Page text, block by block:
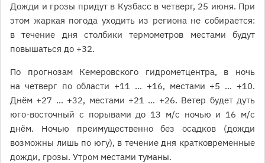
Дожди и грозы придут в Кузбасс в четверг, 25 июня. При
этом жаркая погода уходить из региона не собирается:
в течение дня столбики термометров местами будут
повышаться до +32.
По прогнозам Кемеровского гидрометцентра, в ночь
на четверг по области +11 … +16, местами +5 … +10.
Днём +27 … +32, местами +21 … +26. Ветер будет дуть
юго-восточный с порывами до 13 м/с ночью и 16 м/с
днём. Ночью преимущественно без осадков (дожди
возможны лишь по югу), в течение дня кратковременные
дожди, грозы. Утром местами туманы.